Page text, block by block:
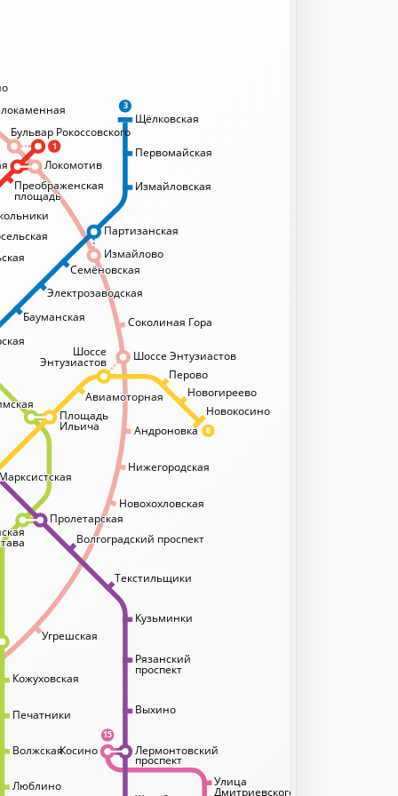
3
8
1
15
Локомотив
Измайлово
Соколиная Гора
Андроновка
Нижегородская
Новохохловская
Угрешская
Текстильщики
Кузьминки
Рязанский
проспект
Выхино
Лермонтовский
проспект
Кожуховская
Печатники
Волжская
Люблино
Щёлковская
Первомайская
Измайловская
Бульвар Рокоссовского
Партизанская
Бауманская
Электрозаводская
Электрозаводская
Семёновская
Семёновская
Перово
Новогиреево
Новокосино
Площадь
Ильича
Пролетарская
Пролетарская
Волгоградский проспект
Волгоградский проспект
Авиамоторная
Авиамоторная
Шоссе
Энтузиастов
Преображенская
площадь
Преображенская
площадь
Шоссе Энтузиастов
Улица
Дмитриевского
Косино
Ярославский и